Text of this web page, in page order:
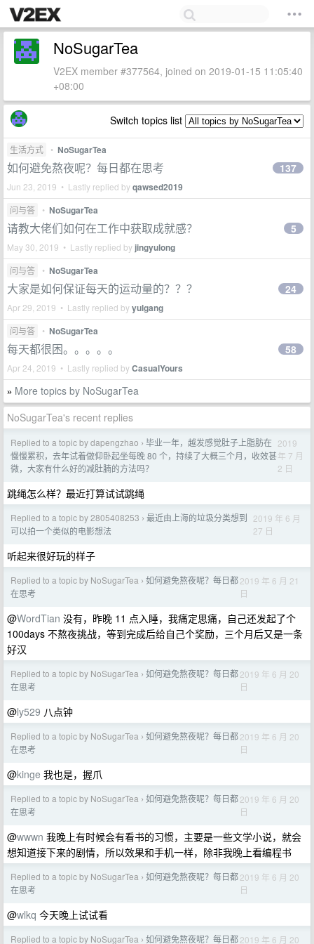
NoSugarTea
V2EX member #377564, joined on 2019-01-15 11:05:40
+08:00
Switch topics list
生活方式 • NoSugarTea
如何避免熬夜呢？每日都在思考
Jun 23, 2019 • Lastly replied byqawsed2019
137
问与答 • NoSugarTea
请教大佬们如何在工作中获取成就感？
May 30, 2019 • Lastly replied by jingyulong
5
问与答 • NoSugarTea
大家是如何保证每天的运动量的？？？
Apr 29, 2019 • Lastly replied byyulgang
24
问与答 • NoSugarTea
每天都很困。。。。。
Apr 24, 2019 • Lastly replied byCasualYours
58
» More topics by NoSugarTea
NoSugarTea's recent replies
Replied to a topic by dapengzhao › 毕业一年，越发感觉肚子上脂肪在
慢慢累积，去年试着做仰卧起坐每晚 80 个，持续了大概三个月，收效甚
微，大家有什么好的减肚腩的方法吗？
2019
年 7 月
2 日
跳绳怎么样？最近打算试试跳绳
Replied to a topic by 2805408253 › 最近由上海的垃圾分类想到
可以拍一个类似的电影想法
2019 年 6 月
27 日
听起来很好玩的样子
Replied to a topic by NoSugarTea › 如何避免熬夜呢？每日都
在思考
2019 年 6 月 21
日
@WordTian 没有，昨晚 11 点入睡，我痛定思痛，自己还发起了个
100days 不熬夜挑战，等到完成后给自己个奖励，三个月后又是一条
好汉
Replied to a topic by NoSugarTea › 如何避免熬夜呢？每日都
在思考
2019 年 6 月 20
日
@ly529 八点钟
Replied to a topic by NoSugarTea › 如何避免熬夜呢？每日都
在思考
2019 年 6 月 20
日
@kinge 我也是，握爪
Replied to a topic by NoSugarTea › 如何避免熬夜呢？每日都
在思考
2019 年 6 月 20
日
@wwwn 我晚上有时候会有看书的习惯，主要是一些文学小说，就会
想知道接下来的剧情，所以效果和手机一样，除非我晚上看编程书
Replied to a topic by NoSugarTea › 如何避免熬夜呢？每日都
在思考
2019 年 6 月 20
日
@wlkq 今天晚上试试看
Replied to a topic by NoSugarTea › 如何避免熬夜呢？每日都2019 年 6 月 20